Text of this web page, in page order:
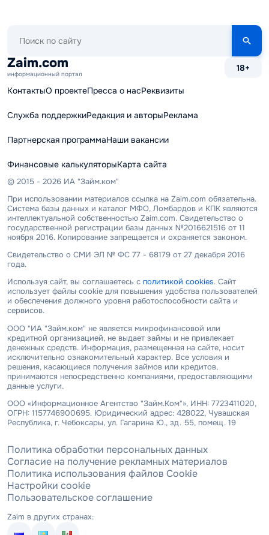
сайту
Zaim.com
информационный портал
18+
КонтактыО проектеПресса о насРеквизиты
Служба поддержкиРедакция и авторыРеклама
Партнерская программаНаши вакансии
Финансовые калькуляторыКарта сайта
© 2015 - 2026 ИА "Займ.ком"
При использовании материалов ссылка на Zaim.com обязательна.
Система базы данных и каталог МФО, Ломбардов и КПК являются
интеллектуальной собственностью Zaim.com. Свидетельство о
государственной регистрации базы данных №2016621516 от 11
ноября 2016. Копирование запрещается и охраняется законом.
Свидетельство о СМИ ЭЛ № ФС 77 - 68179 от 27 декабря 2016
года.
Используя сайт, вы соглашаетесь с политикой cookies. Сайт
использует файлы cookie для повышения удобства пользователей
и обеспечения должного уровня работоспособности сайта и
сервисов.
ООО "ИА "Займ.ком" не является микрофинансовой или
кредитной организацией, не выдает займы и не привлекает
денежных средств. Информация, размещенная на сайте, носит
исключительно ознакомительный характер. Все условия и
решения, касающиеся получения займов или кредитов,
принимаются непосредственно компаниями, предоставляющими
данные услуги.
ООО «Информационное Агентство "Займ.Ком"», ИНН: 7723411020,
ОГРН: 1157746900695. Юридический адрес: 428022, Чувашская
Республика, г. Чебоксары, ул. Гагарина Ю., зд. 55, помещ. 19
Политика обработки персональных данных
Согласие на получение рекламных материалов
Политика использования файлов Cookie
Настройки cookie
Пользовательское соглашение
Zaim в других странах: